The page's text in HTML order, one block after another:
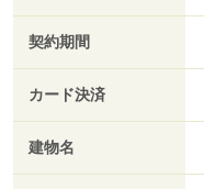
契約期間
カード決済
建物名